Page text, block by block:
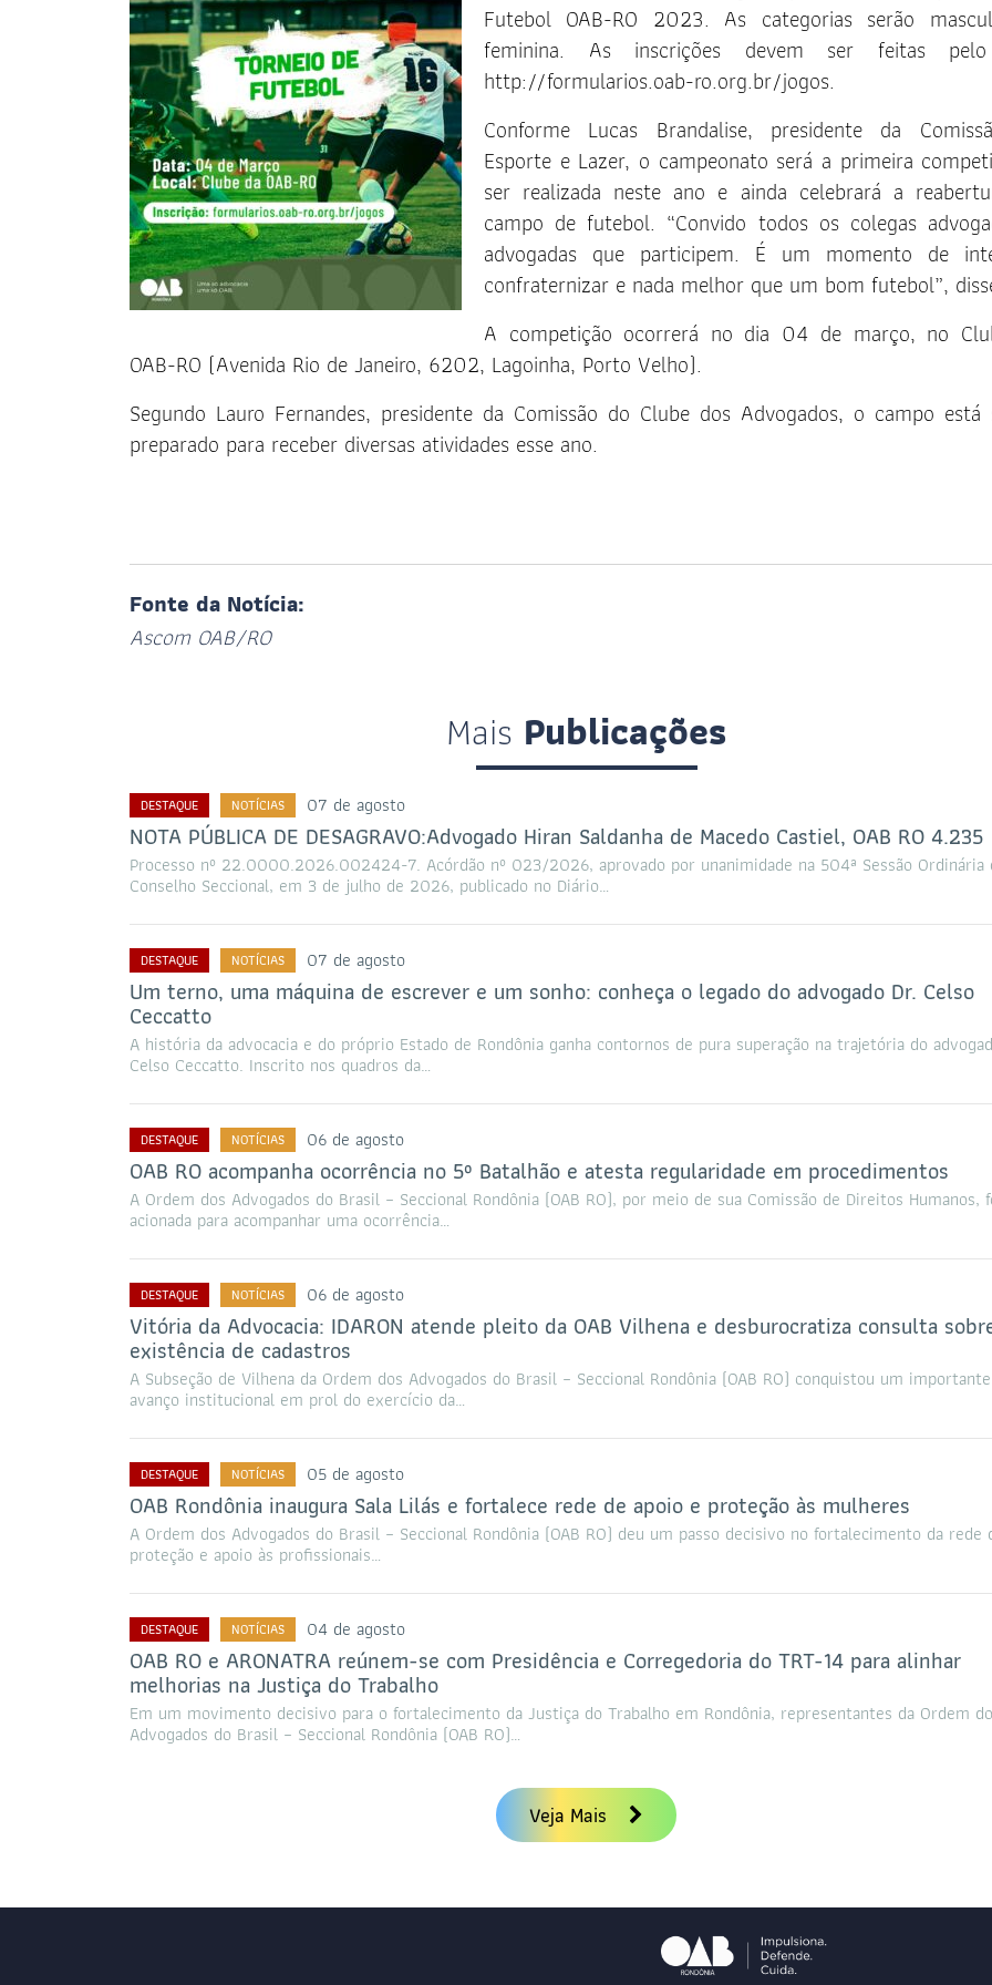
Solicitação de Certificado de
Aprovação
Manual da Jovem Advocacia
Manual do estágio
INSS Digital
Guichê Previdenciário – Virtual
Informes do Judiciário
Parlatório Virtual
Requerimento de Acionamento
dos Honorários Advocatícios
Requerimento de Acionamento
das Prerrogativas
Artigos
Notas de Pesar
Informes do Judiciário
Futebol OAB-RO 2023. As categorias serão
feminina. As inscrições devem ser feitas
http://formularios.oab-ro.org.br/jogos.
Conforme Lucas Brandalise, presidente da
Esporte e Lazer, o campeonato será a primeira
ser realizada neste ano e ainda celebrará a
campo de futebol. “Convido todos os colegas
advogadas que participem. É um momento de
confraternizar e nada melhor que um bom futebol”,
A competição ocorrerá no dia 04 de março, no
OAB-RO (Avenida Rio de Janeiro, 6202, Lagoinha, Porto Velho).
Segundo Lauro Fernandes, presidente da Comissão do Clube dos Advogados, o campo está
preparado para receber diversas atividades esse ano.
Fonte da Notícia:
Ascom OAB/RO
Mais Publicações
DESTAQUE NOTÍCIAS 07 de agosto
NOTA PÚBLICA DE DESAGRAVO:Advogado Hiran Saldanha de Macedo Castiel, OAB RO 4.235
Processo nº 22.0000.2026.002424-7. Acórdão nº 023/2026, aprovado por unanimidade na 504ª Sessão Ordinária
Conselho Seccional, em 3 de julho de 2026, publicado no Diário…
DESTAQUE NOTÍCIAS 07 de agosto
Um terno, uma máquina de escrever e um sonho: conheça o legado do advogado Dr. Celso
Ceccatto
A história da advocacia e do próprio Estado de Rondônia ganha contornos de pura superação na trajetória do
Celso Ceccatto. Inscrito nos quadros da…
DESTAQUE NOTÍCIAS 06 de agosto
OAB RO acompanha ocorrência no 5º Batalhão e atesta regularidade em procedimentos
A Ordem dos Advogados do Brasil – Seccional Rondônia (OAB RO), por meio de sua Comissão de Direitos Humanos,
acionada para acompanhar uma ocorrência…
DESTAQUE NOTÍCIAS 06 de agosto
Vitória da Advocacia: IDARON atende pleito da OAB Vilhena e desburocratiza consulta
existência de cadastros
A Subseção de Vilhena da Ordem dos Advogados do Brasil – Seccional Rondônia (OAB RO) conquistou um importante
avanço institucional em prol do exercício da…
DESTAQUE NOTÍCIAS 05 de agosto
OAB Rondônia inaugura Sala Lilás e fortalece rede de apoio e proteção às mulheres
A Ordem dos Advogados do Brasil – Seccional Rondônia (OAB RO) deu um passo decisivo no fortalecimento da rede
proteção e apoio às profissionais…
DESTAQUE NOTÍCIAS 04 de agosto
OAB RO e ARONATRA reúnem-se com Presidência e Corregedoria do TRT-14 para alinhar
melhorias na Justiça do Trabalho
Em um movimento decisivo para o fortalecimento da Justiça do Trabalho em Rondônia, representantes da Ordem
Advogados do Brasil – Seccional Rondônia (OAB RO)…
Veja Mais